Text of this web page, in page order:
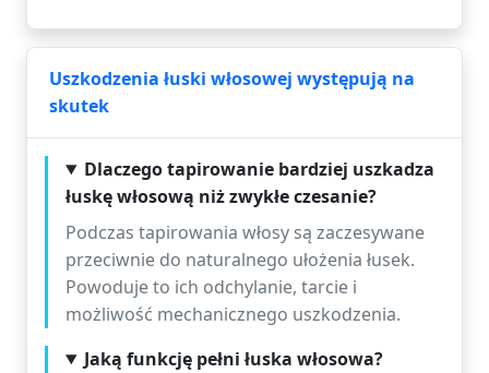
Uszkodzenia łuski włosowej występują na
skutek
Dlaczego tapirowanie bardziej uszkadza
łuskę włosową niż zwykłe czesanie?
Podczas tapirowania włosy są zaczesywane
przeciwnie do naturalnego ułożenia łusek.
Powoduje to ich odchylanie, tarcie i
możliwość mechanicznego uszkodzenia.
Jaką funkcję pełni łuska włosowa?